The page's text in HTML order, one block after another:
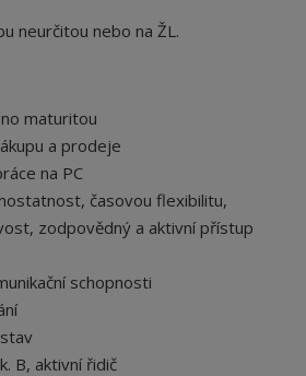
neurčitou nebo na ŽL.
maturitou
a prodeje
na PC
časovou flexibilitu,
zodpovědný a aktivní přístup
schopnosti
B, aktivní řidič